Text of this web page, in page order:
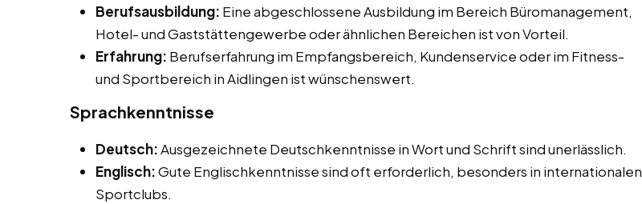
Berufsausbildung: Eine abgeschlossene Ausbildung im Bereich Büromanagement,
Hotel- und Gaststättengewerbe oder ähnlichen Bereichen ist von Vorteil.
Erfahrung: Berufserfahrung im Empfangsbereich, Kundenservice oder im Fitness-
und Sportbereich in Aidlingen ist wünschenswert.
Sprachkenntnisse
Deutsch:Ausgezeichnete Deutschkenntnisse in Wort und Schrift sind unerlässlich.
Englisch:Gute Englischkenntnisse sind oft erforderlich, besonders in internationalen
Sportclubs.